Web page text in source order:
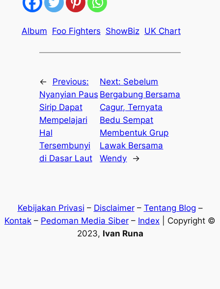
Album Foo Fighters ShowBiz UK Chart
←
Previous:
Nyanyian Paus
Sirip Dapat
Mempelajari
Hal
Tersembunyi
di Dasar Laut
Next: Sebelum
Bergabung Bersama
Cagur, Ternyata
Bedu Sempat
Membentuk Grup
Lawak Bersama
Wendy
→
Kebijakan Privasi – Disclaimer– Tentang Blog –
Kontak – Pedoman Media Siber – Index | Copyright ©
2023, Ivan Runa